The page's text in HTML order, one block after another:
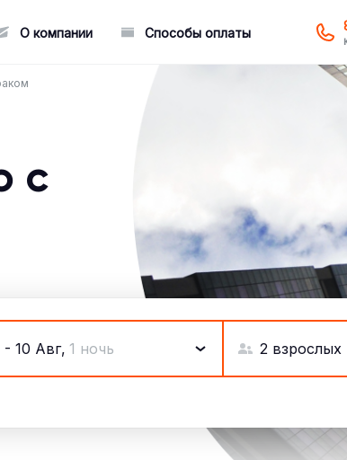
О компании Способы оплаты
c
- 10 Авг, 1 ночь 2 взрослых